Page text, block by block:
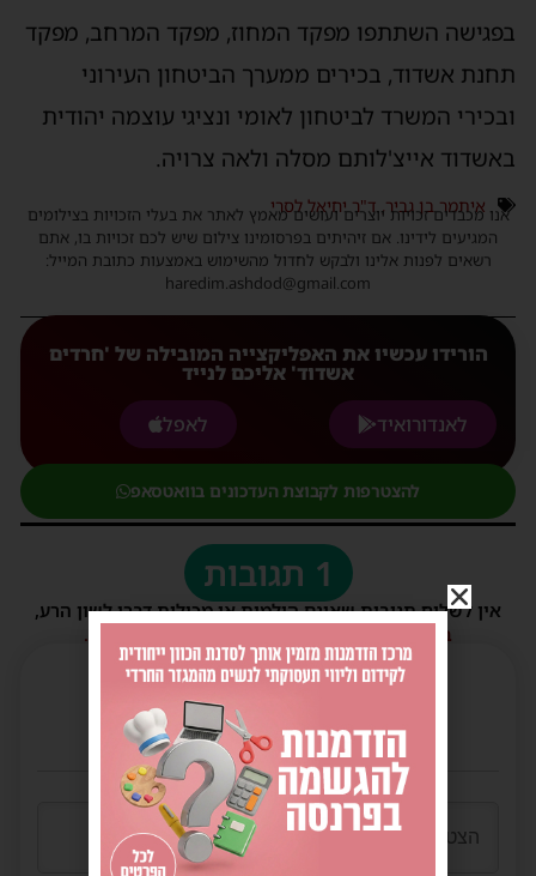
בפגישה השתתפו מפקד המחוז, מפקד המרחב, מפקד
תחנת אשדוד, בכירים ממערך הביטחון העירוני
ובכירי המשרד לביטחון לאומי ונציגי עוצמה יהודית
באשדוד אייצ'לותם מסלה ולאה צרויה.
איתמר בן גביר, ד"ר יחיאל לסרי
אנו מכבדים זכויות יוצרים ועושים מאמץ לאתר את בעלי הזכויות בצילומים
המגיעים לידינו. אם זיהיתים בפרסומינו צילום שיש לכם זכויות בו, אתם
רשאים לפנות אלינו ולבקש לחדול מהשימוש באמצעות כתובת המייל:
haredim.ashdod@gmail.com
הורידו עכשיו את האפליקצייה המובילה של 'חרדים
אשדוד' אליכם לנייד
לאנדורואיד
לאפל
להצטרפות לקבוצת העדכונים בוואטסאפ
1 תגובות
אין לשלוח תגובות שאינם הולמות או מכילות דברי לשון הרע,
הסתה ורכילות.
במידה ולא ניתן להגיב - הכתבה סגורה לתגובות.